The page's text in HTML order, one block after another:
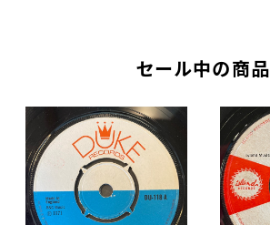
セール中の商品